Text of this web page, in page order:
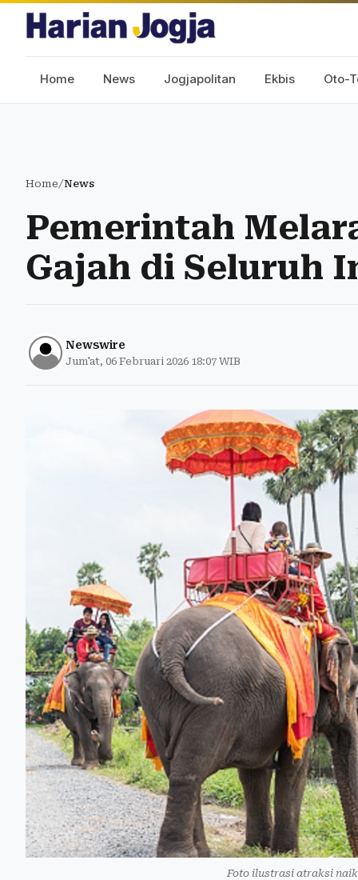
Home News Jogjapolitan Ekbis Oto-
Home/News
Pemerintah
Gajah di Seluruh
Newswire
Jum'at, 06 Februari 2026 18:07 WIB
Foto ilustrasi atraksi